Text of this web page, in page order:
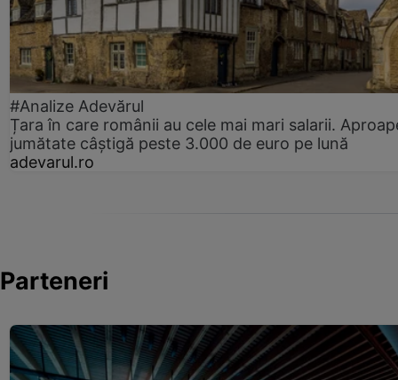
#Analize Adevărul
Țara în care românii au cele mai mari salarii.
jumătate câștigă peste 3.000 de euro pe lună
adevarul.ro
Parteneri